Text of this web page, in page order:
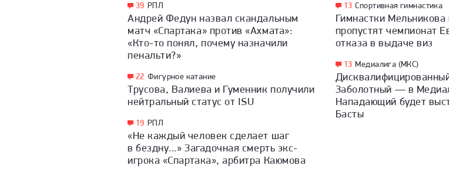
39 РПЛ
Андрей Федун назвал скандальным
матч «Спартака» против «Ахмата»:
«Кто-то понял, почему назначили
пенальти?»
22 Фигурное катание
Трусова, Валиева и Гуменник получили
нейтральный статус от ISU
19 РПЛ
«Не каждый человек сделает шаг
в бездну...» Загадочная смерть экс-
игрока «Спартака», арбитра Каюмова
13 Спортивная гимнастика
Гимнастки Мельникова
пропустят чемпионат
отказа в выдаче виз
13 Медиалига (МКС)
Заболотный — в
Нападающий будет
Басты